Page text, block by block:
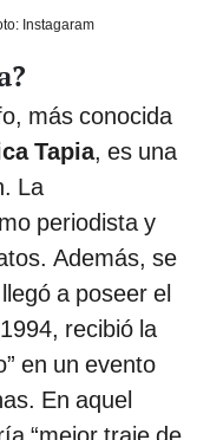
Instagaram
más conocida
Tapia, es una
La
periodista y
Además, se
a poseer el
recibió la
en un evento
En aquel